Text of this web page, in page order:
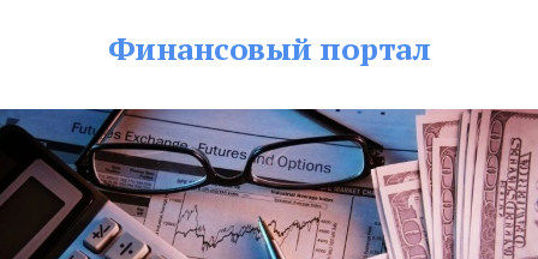
Финансовый портал